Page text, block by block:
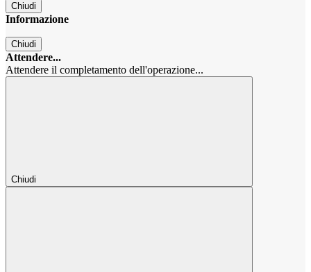
Chiudi
Informazione
Chiudi
Attendere...
Attendere il completamento dell'operazione...
Chiudi